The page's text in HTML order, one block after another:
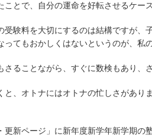
ことで、自分の運命を好転させるケー
受験料を大切にするのは結構ですが
ってもおかしくはないというのが、私
さることながら、すぐに数検もあり、
と、オトナにはオトナの忙しさがあり
更新ページ」に新年度新学年新学期の